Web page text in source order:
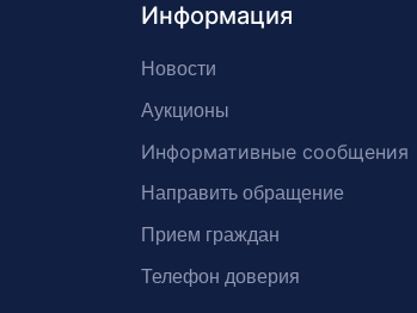
Информация
Новости
Аукционы
Информативные сообщения
Направить обращение
Прием граждан
Телефон доверия